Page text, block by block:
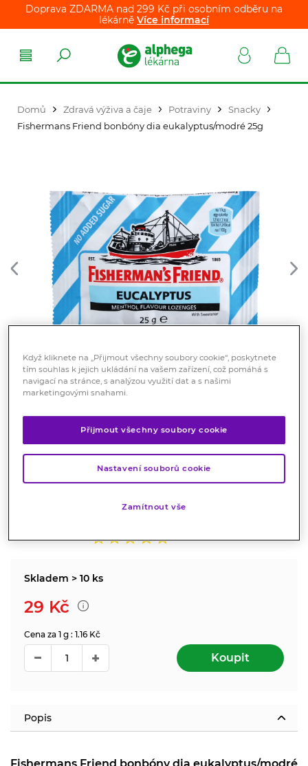
Doprava ZDARMA nad 299 Kč při osobním odběru na
lékárně Více informací
Domů Zdravá výživa a čaje Potraviny
Snacky
Fishermans Friend bonbóny dia eukalyptus/modré 25g
Fishermans Friend bonbóny dia
eukalyptus/modré 25g
Potraviny
Hodnocení
Skladem > 10 ks
29 Kč
Cena za 1 g : 1.16 Kč
Koupit
Popis
Když kliknete na „Přijmout všechny soubory cookie“, poskytnete
tím souhlas k jejich ukládání na vašem zařízení, což pomáhá s
navigací na stránce, s analýzou využití dat a s našimi
marketingovými snahami.
Přijmout všechny soubory cookie
Nastavení souborů cookie
Zamítnout vše